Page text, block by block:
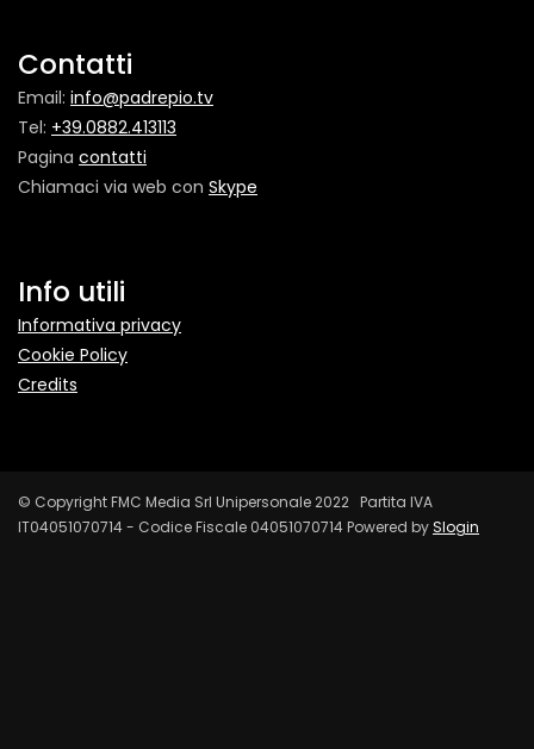
Contatti
Email: info@padrepio.tv
Tel: +39.0882.413113
Pagina contatti
Chiamaci via web con Skype
Info utili
Informativa privacy
Cookie Policy
Credits
© Copyright FMC Media Srl Unipersonale 2022 Partita IVA
IT04051070714 - Codice Fiscale 04051070714 Powered bySlogin